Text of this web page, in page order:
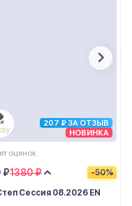
207 ₽ ЗА ОТЗЫВ
НОВИНКА
оценок
1380 ₽
₽ -50%
Сессия 08.2026 EN